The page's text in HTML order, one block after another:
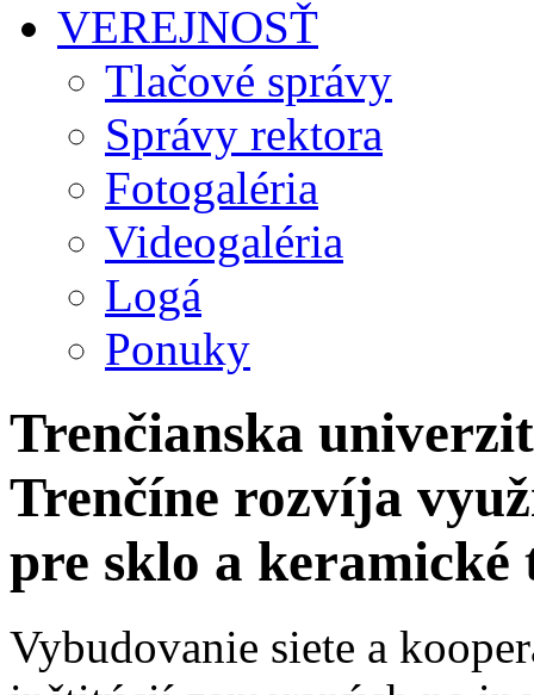
VEREJNOSŤ
Tlačové správy
Správy rektora
Fotogaléria
Videogaléria
Logá
Ponuky
Trenčianska
Trenčíne rozvíja
pre sklo a keramické
Vybudovanie siete a